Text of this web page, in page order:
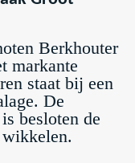
Berkhouter
markante
staat bij een
De
besloten de